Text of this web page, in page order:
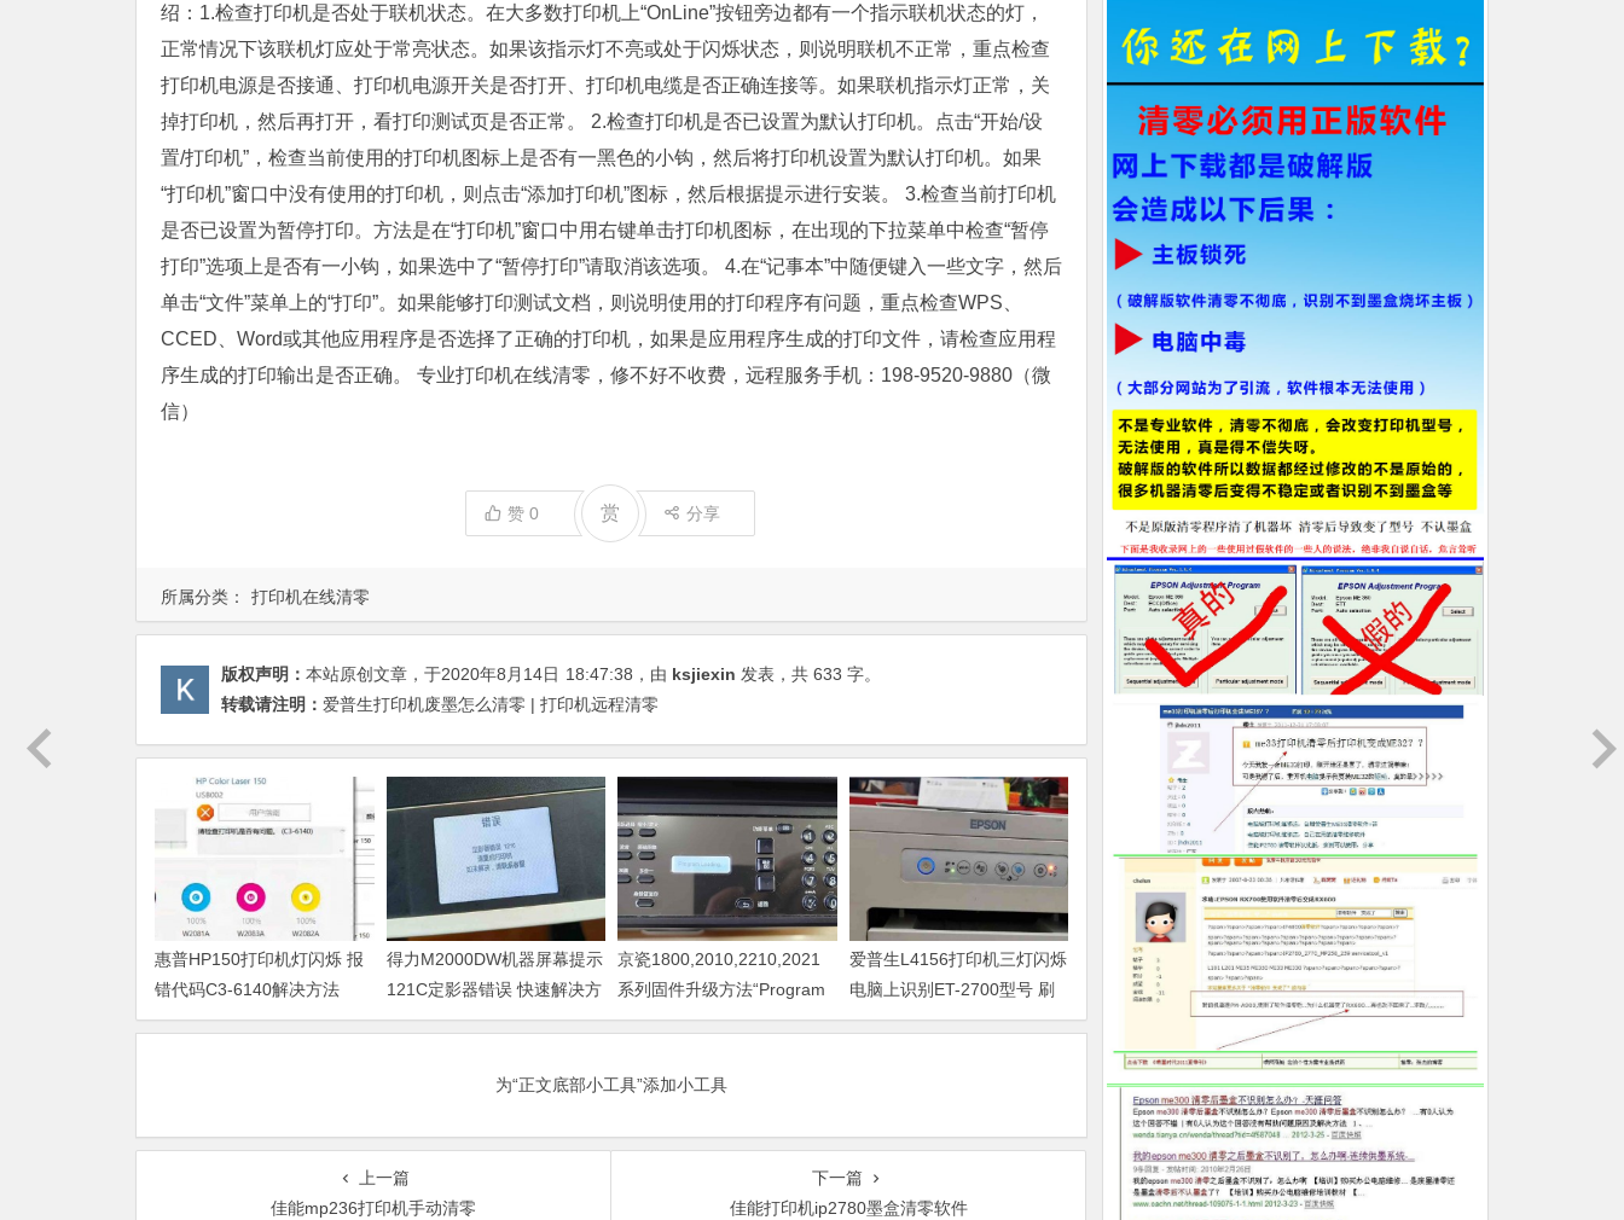
所属分类： 打印机在线清零
绍：1.检查打印机是否处于联机状态。在大多数打印机上“OnLine”按钮旁边都有一个指示联机状态的灯，
正常情况下该联机灯应处于常亮状态。如果该指示灯不亮或处于闪烁状态，则说明联机不正常，重点检查
打印机电源是否接通、打印机电源开关是否打开、打印机电缆是否正确连接等。如果联机指示灯正常，关
掉打印机，然后再打开，看打印测试页是否正常。 2.检查打印机是否已设置为默认打印机。点击“开始/设
置/打印机”，检查当前使用的打印机图标上是否有一黑色的小钩，然后将打印机设置为默认打印机。如果
“打印机”窗口中没有使用的打印机，则点击“添加打印机”图标，然后根据提示进行安装。 3.检查当前打印机
是否已设置为暂停打印。方法是在“打印机”窗口中用右键单击打印机图标，在出现的下拉菜单中检查“暂停
打印”选项上是否有一小钩，如果选中了“暂停打印”请取消该选项。 4.在“记事本”中随便键入一些文字，然后
单击“文件”菜单上的“打印”。如果能够打印测试文档，则说明使用的打印程序有问题，重点检查WPS、
CCED、Word或其他应用程序是否选择了正确的打印机，如果是应用程序生成的打印文件，请检查应用程
序生成的打印输出是否正确。 专业打印机在线清零，修不好不收费，远程服务手机：198-9520-9880（微
信）
赞 0 赏 分享
版权声明： 本站原创文章，于2020年8月14日 18:47:38 ，由 ksjiexin 发表，共 633 字。
转载请注明： 爱普生打印机废墨怎么清零 | 打印机远程清零
惠普HP150打印机灯闪烁 报
错代码C3-6140解决方法
得力M2000DW机器屏幕提示
121C定影器错误 快速解决方
法
京瓷1800,2010,2210,2021
系列固件升级方法“Program
Loading或者卡LOGO
爱普生L4156打印机三灯闪烁
电脑上识别ET-2700型号 刷
固件快速解决问题
为“正文底部小工具”添加小工具
上一篇
佳能mp236打印机手动清零
下一篇
佳能打印机ip2780墨盒清零软件